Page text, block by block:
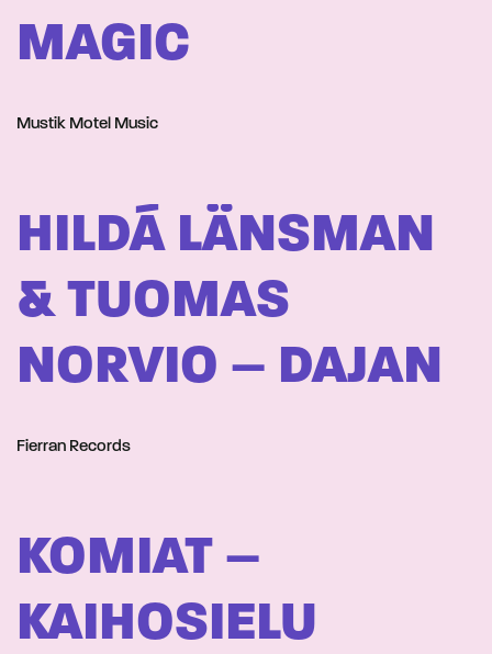
MAGIC
Mustik Motel Music
HILDÁ LÄNSMAN
& TUOMAS
NORVIO – DAJAN
Fierran Records
KOMIAT –
KAIHOSIELU